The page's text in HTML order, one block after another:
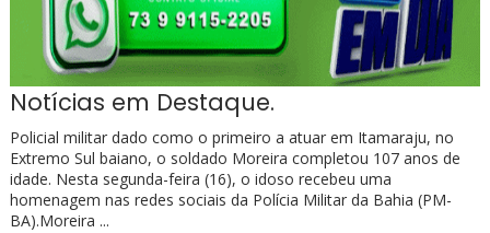
Notícias em Destaque.
Policial militar dado como o primeiro a atuar em Itamaraju, no
Extremo Sul baiano, o soldado Moreira completou 107 anos de
idade. Nesta segunda-feira (16), o idoso recebeu uma
homenagem nas redes sociais da Polícia Militar da Bahia (PM-
BA).Moreira ...